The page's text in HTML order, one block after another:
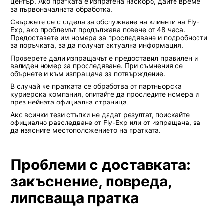
за първоначалната обработка.
Свържете се с отдела за обслужване на клиенти на Fly-
Exp, ако проблемът продължава повече от 48 часа.
Предоставете им номера за проследяване и подробности
за поръчката, за да получат актуална информация.
Проверете дали изпращачът е предоставил правилен и
валиден номер за проследяване. При съмнения се
обърнете и към изпращача за потвърждение.
В случай че пратката се обработва от партньорска
куриерска компания, опитайте да проследите номера и
през нейната официална страница.
Ако всички тези стъпки не дадат резултат, поискайте
официално разследване от Fly-Exp или от изпращача, за
да изясните местоположението на пратката.
Проблеми с доставката:
закъснение, повреда,
липсваща пратка